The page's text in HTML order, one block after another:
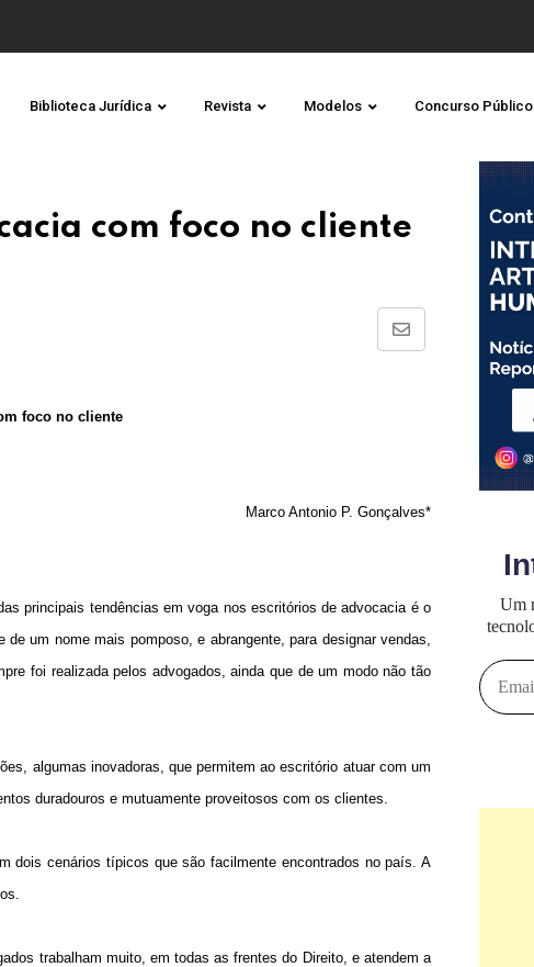
Biblioteca Jurídica Revista Modelos Concurso Público
com foco no cliente
Share
foco no cliente
Marco Antonio P. Gonçalves*
principais tendências em voga nos escritórios de advocacia é o
um nome mais pomposo, e abrangente, para designar vendas,
foi realizada pelos advogados, ainda que de um modo não tão
algumas inovadoras, que permitem ao escritório atuar com um
duradouros e mutuamente proveitosos com os clientes.
dois cenários típicos que são facilmente encontrados no país. A
trabalham muito, em todas as frentes do Direito, e atendem a